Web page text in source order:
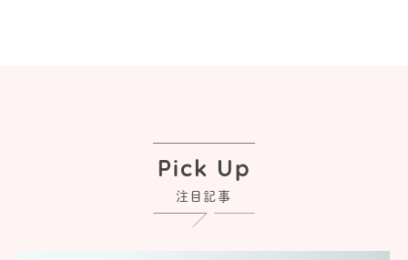
Pick Up
注目記事